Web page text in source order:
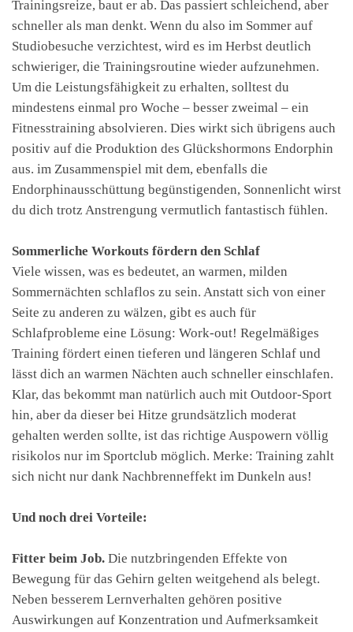
Trainingsreize, baut er ab. Das passiert schleichend, aber
schneller als man denkt. Wenn du also im Sommer auf
Studiobesuche verzichtest, wird es im Herbst deutlich
schwieriger, die Trainingsroutine wieder aufzunehmen.
Um die Leistungsfähigkeit zu erhalten, solltest du
mindestens einmal pro Woche – besser zweimal – ein
Fitnesstraining absolvieren. Dies wirkt sich übrigens auch
positiv auf die Produktion des Glückshormons Endorphin
aus. im Zusammenspiel mit dem, ebenfalls die
Endorphinausschüttung begünstigenden, Sonnenlicht wirst
du dich trotz Anstrengung vermutlich fantastisch fühlen.
Sommerliche Workouts fördern den Schlaf
Viele wissen, was es bedeutet, an warmen, milden
Sommernächten schlaflos zu sein. Anstatt sich von einer
Seite zu anderen zu wälzen, gibt es auch für
Schlafprobleme eine Lösung: Work-out! Regelmäßiges
Training fördert einen tieferen und längeren Schlaf und
lässt dich an warmen Nächten auch schneller einschlafen.
Klar, das bekommt man natürlich auch mit Outdoor-Sport
hin, aber da dieser bei Hitze grundsätzlich moderat
gehalten werden sollte, ist das richtige Auspowern völlig
risikolos nur im Sportclub möglich. Merke: Training zahlt
sich nicht nur dank Nachbrenneffekt im Dunkeln aus!
Und noch drei Vorteile:
Fitter beim Job. Die nutzbringenden Effekte von
Bewegung für das Gehirn gelten weitgehend als belegt.
Neben besserem Lernverhalten gehören positive
Auswirkungen auf Konzentration und Aufmerksamkeit